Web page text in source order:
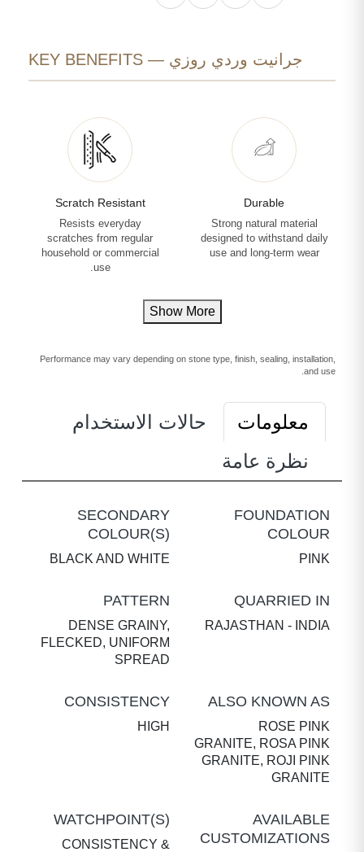
جرانيت وردي روزي — KEY BENEFITS
Durable
Strong natural material
designed to withstand daily
use and long-term wear
Scratch Resistant
Resists everyday
scratches from regular
household or commercial
use.
Show More
Performance may vary depending on stone type, finish, sealing, installation,
and use.
معلومات
حالات الاستخدام
نظرة عامة
FOUNDATION
COLOUR
PINK
SECONDARY
COLOUR(S)
BLACK AND WHITE
QUARRIED IN
RAJASTHAN - INDIA
PATTERN
DENSE GRAINY,
FLECKED, UNIFORM
SPREAD
ALSO KNOWN AS
ROSE PINK
GRANITE, ROSA PINK
GRANITE, ROJI PINK
GRANITE
CONSISTENCY
HIGH
AVAILABLE
CUSTOMIZATIONS
WATCHPOINT(S)
CONSISTENCY &